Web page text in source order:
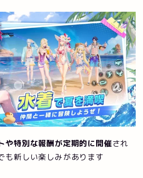
や特別な報酬が定期的に開催され
も新しい楽しみがあります